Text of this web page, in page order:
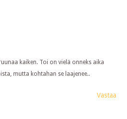
kaiken. Toi on vielä onneks aika
mutta kohtahan se laajenee..
Vastaa